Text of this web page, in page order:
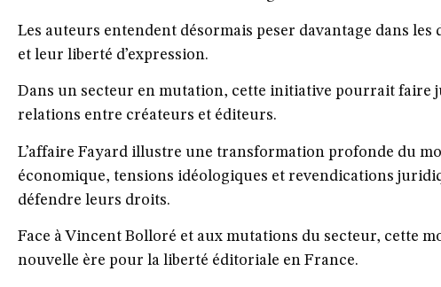
Les auteurs entendent désormais peser davantage dans
et leur liberté d’expression.
Dans un secteur en mutation, cette initiative pourrait faire
relations entre créateurs et éditeurs.
L’affaire Fayard illustre une transformation profonde du
économique, tensions idéologiques et revendications
défendre leurs droits.
Face à Vincent Bolloré et aux mutations du secteur, cette
nouvelle ère pour la liberté éditoriale en France.